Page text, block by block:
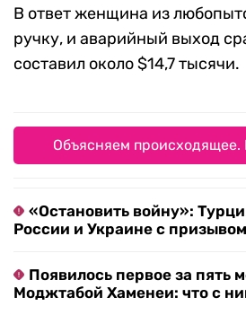
В ответ женщина из
ручку, и аварийный выход
составил около $14,7 тысячи.
Объясняем происходящее.
«Остановить войну»:
России и Украине с призывом
Появилось первое за пять
Моджтабой Хаменеи: что с